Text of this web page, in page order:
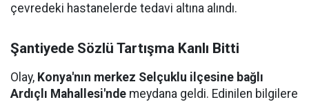
çevredeki hastanelerde tedavi altına alındı.
Şantiyede Sözlü Tartışma Kanlı Bitti
Olay, Konya'nın merkez Selçuklu ilçesine bağlı
Ardıçlı Mahallesi'nde meydana geldi. Edinilen bilgilere